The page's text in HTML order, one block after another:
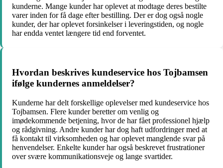
kunderne. Mange kunder har oplevet at modtage deres bestilte
varer inden for få dage efter bestilling. Der er dog også nogle
kunder, der har oplevet forsinkelser i leveringstiden, og nogle
har endda ventet længere tid end forventet.
Hvordan beskrives kundeservice hos Tojbamsen
ifølge kundernes anmeldelser?
Kunderne har delt forskellige oplevelser med kundeservice hos
Tojbamsen. Flere kunder beretter om venlig og
imødekommende betjening, hvor de har fået professionel hjælp
og rådgivning. Andre kunder har dog haft udfordringer med at
få kontakt til virksomheden og har oplevet manglende svar på
henvendelser. Enkelte kunder har også beskrevet frustrationer
over svære kommunikationsveje og lange svartider.